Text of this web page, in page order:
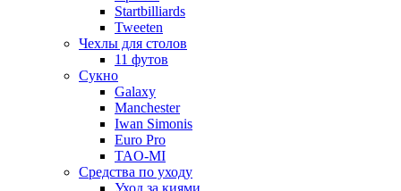
Startbilliards
Tweeten
Чехлы для столов
11 футов
Сукно
Galaxy
Manchester
Iwan Simonis
Euro Pro
TAO-MI
Средства по уходу